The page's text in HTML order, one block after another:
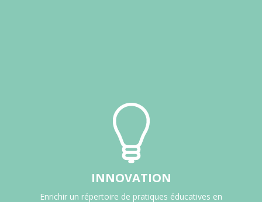
INNOVATION
Enrichir un répertoire de pratiques éducatives en